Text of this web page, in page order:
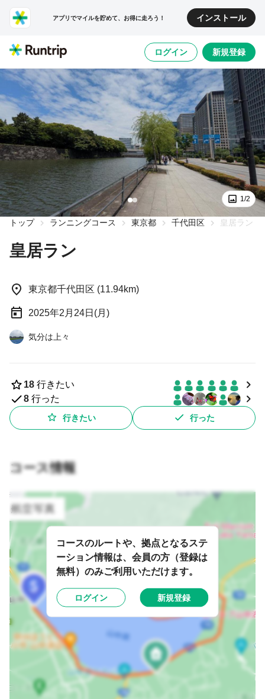
アプリでマイルを貯めて、お得に走ろう！ インストール
ログイン 新規登録
1/2
トップ ランニングコース 東京都 千代田区 皇居ラン
皇居ラン
東京都千代田区 (11.94km)
2025年2月24日(月)
気分は上々
18 行きたい
8 行った
行きたい 行った
コース情報
コースのルートや、拠点となるステ
ーション情報は、会員の方（登録は
無料）のみご利用いただけます。
ログイン 新規登録